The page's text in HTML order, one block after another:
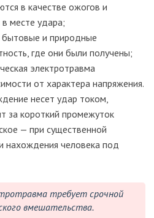
в качестве ожогов и
месте удара;
и природные
где они были получены;
электротравма
от характера напряжения.
несет удар током,
за короткий промежуток
— при существенной
нахождения человека под
требует срочной
вмешательства.